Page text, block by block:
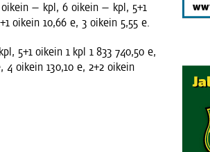
oikein — kpl, 6 oikein — kpl, 5+1
oikein 10,66 e, 3 oikein 5,55 e.
5+1 oikein 1 kpl 1 833 740,50 e,
4 oikein 130,10 e, 2+2 oikein